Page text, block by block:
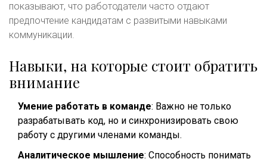
показывают, что работодатели часто отдают
предпочтение кандидатам с развитыми навыками
коммуникации.
Навыки, на которые стоит обратить
внимание
Умение работать в команде: Важно не только
разрабатывать код, но и синхронизировать свою
работу с другими членами команды.
Аналитическое мышление: Способность понимать